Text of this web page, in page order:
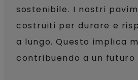
sostenibile. I nostri
costruiti per durare e
a lungo. Questo implica
contribuendo a un futuro